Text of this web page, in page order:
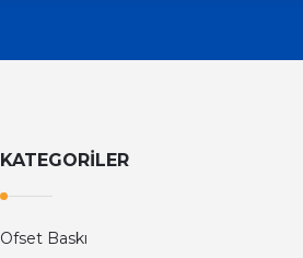
KATEGORİLER
Ofset Baskı